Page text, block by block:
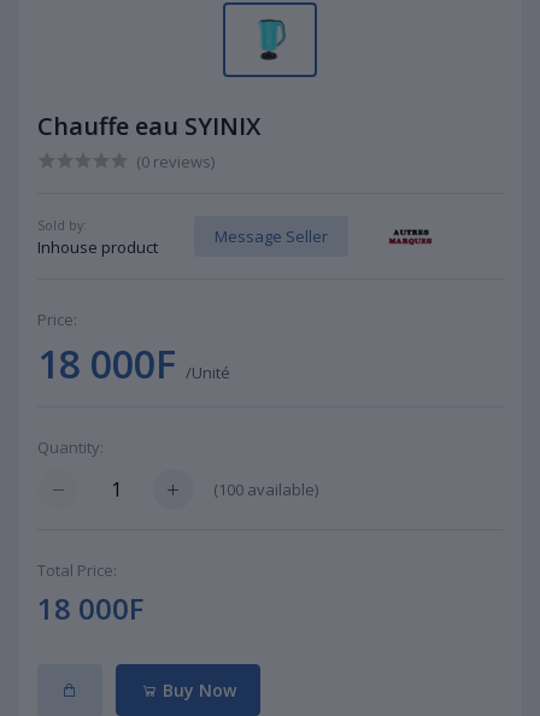
Chauffe eau SYINIX
(0 reviews)
Sold by:
Inhouse product
Message Seller
Price:
18 000F /Unité
Quantity:
(100 available)
Total Price:
18 000F
Buy Now